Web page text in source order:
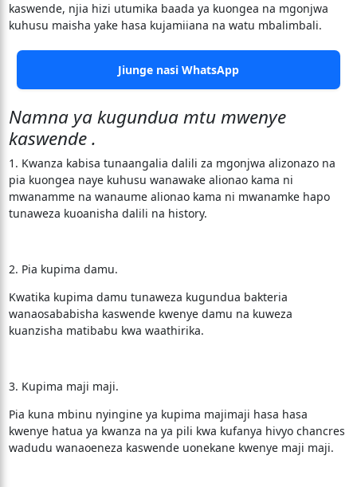
kaswende, njia hizi utumika baada ya kuongea na mgonjwa
kuhusu maisha yake hasa kujamiiana na watu mbalimbali.
Jiunge nasi WhatsApp
Namna ya kugundua mtu mwenye
kaswende .
1. Kwanza kabisa tunaangalia dalili za mgonjwa alizonazo na
pia kuongea naye kuhusu wanawake alionao kama ni
mwanamme na wanaume alionao kama ni mwanamke hapo
tunaweza kuoanisha dalili na history.
2. Pia kupima damu.
Kwatika kupima damu tunaweza kugundua bakteria
wanaosababisha kaswende kwenye damu na kuweza
kuanzisha matibabu kwa waathirika.
3. Kupima maji maji.
Pia kuna mbinu nyingine ya kupima majimaji hasa hasa
kwenye hatua ya kwanza na ya pili kwa kufanya hivyo chancres
wadudu wanaoeneza kaswende uonekane kwenye maji maji.